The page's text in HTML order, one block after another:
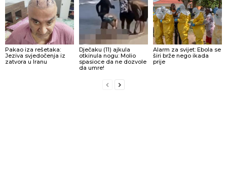
Pakao iza rešetaka:
Jeziva svjedočenja iz
zatvora u Iranu
Dječaku (11) ajkula
otkinula nogu: Molio
spasioce da ne dozvole
da umre!
Alarm za svijet: Ebola se
širi brže nego ikada
prije